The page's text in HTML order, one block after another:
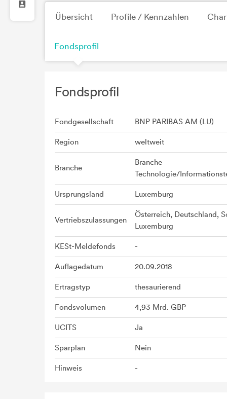
Übersicht Profile / Kennzahlen
Fondsprofil
Fondsprofil
Fondgesellschaft BNP PARIBAS AM (LU)
Region weltweit
Branche
Branche
Technologie/
Ursprungsland Luxemburg
Vertriebszulassungen
Österreich, Deutschland,
Luxemburg
KESt-Meldefonds -
Auflagedatum 20.09.2018
Ertragstyp thesaurierend
Fondsvolumen 4,93 Mrd. GBP
UCITS Ja
Sparplan Nein
Hinweis -